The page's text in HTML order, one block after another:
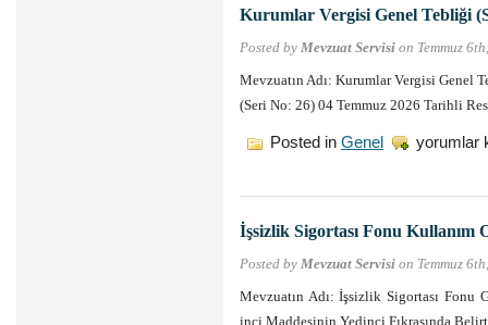
No:
için
Kurumlar Vergisi Genel Tebliği
Posted by Mevzuat Servisi on Temmuz
Mevzuatın Adı: Kurumlar Vergisi Genel
(Seri No: 26) 04 Temmuz 2026 Tarihli
Posted in Genel
Kurumlar
Vergisi
No:
için
yorumlar
İşsizlik Sigortası Fonu Kullanım
Posted by Mevzuat Servisi on Temmuz
Mevzuatın Adı: İşsizlik Sigortası Fonu
inci Maddesinin Yedinci Fıkrasında